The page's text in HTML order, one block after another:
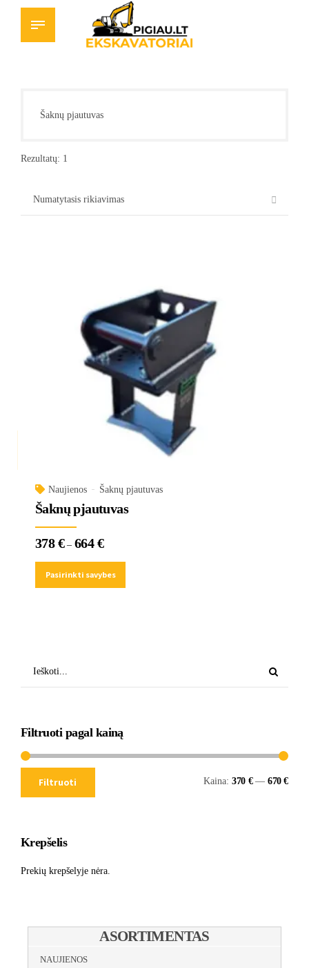
Šaknų pjautuvas
Rezultatų: 1
Naujienos Šaknų pjautuvas
Šaknų pjautuvas
378€ – 664€Price
378 €
Pasirinkti savybes
Filtruoti pagal kainą
Filtruoti Kaina:370 €—670 €
Krepšelis
Prekių krepšelyje nėra.
ASORTIMENTAS
NAUJIENOS